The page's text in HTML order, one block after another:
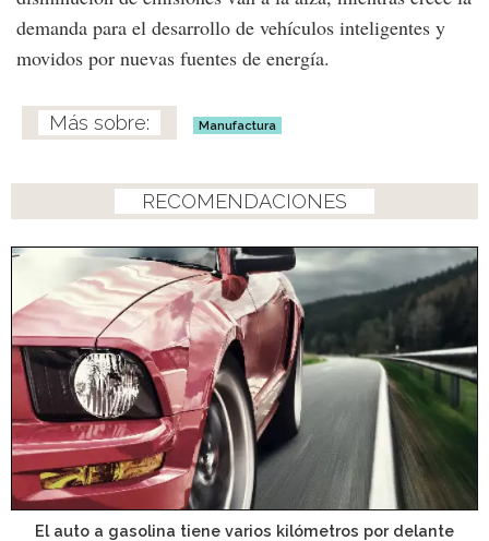
demanda para el desarrollo de vehículos inteligentes y
movidos por nuevas fuentes de energía.
Manufactura
RECOMENDACIONES
El auto a gasolina tiene varios kilómetros por delante